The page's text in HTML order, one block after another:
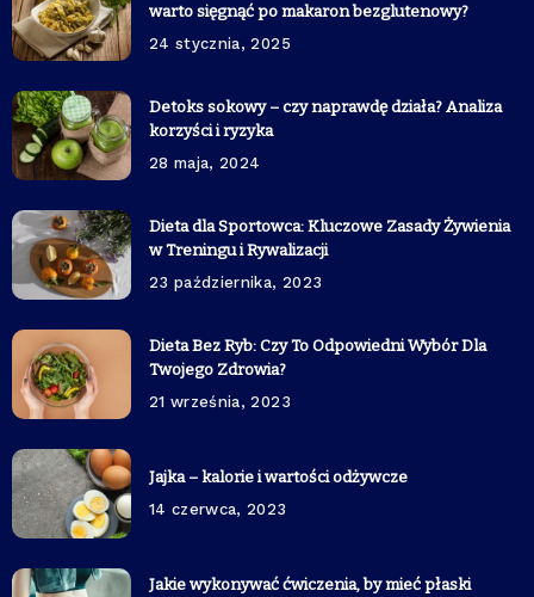
warto sięgnąć po makaron bezglutenowy?
24 stycznia, 2025
Detoks sokowy – czy naprawdę działa? Analiza
korzyści i ryzyka
28 maja, 2024
Dieta dla Sportowca: Kluczowe Zasady Żywienia
w Treningu i Rywalizacji
23 października, 2023
Dieta Bez Ryb: Czy To Odpowiedni Wybór Dla
Twojego Zdrowia?
21 września, 2023
Jajka – kalorie i wartości odżywcze
14 czerwca, 2023
Jakie wykonywać ćwiczenia, by mieć płaski